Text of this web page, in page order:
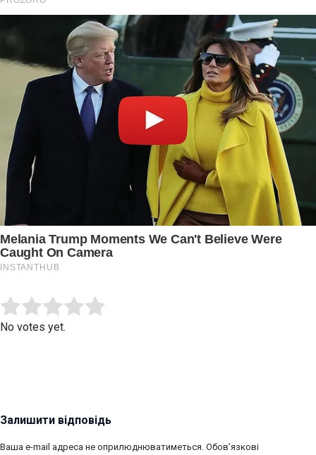
Rate this item:
No votes yet.
Залишити відповідь
Ваша e-mail адреса не оприлюднюватиметься. Обов’язкові